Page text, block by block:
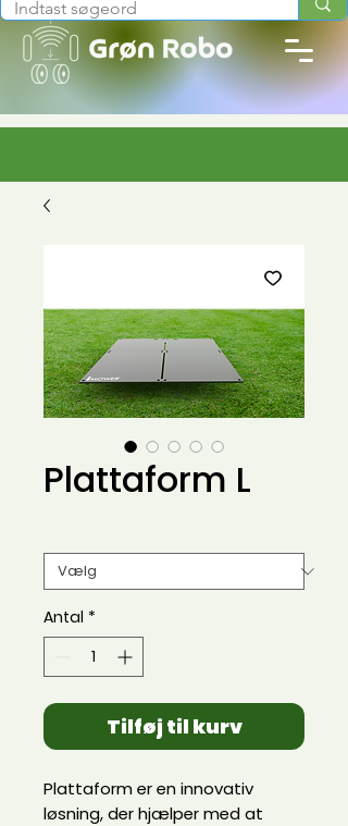
Plattaform L
Antal *
Tilføj til kurv
Plattaform er en innovativ
løsning, der hjælper med at